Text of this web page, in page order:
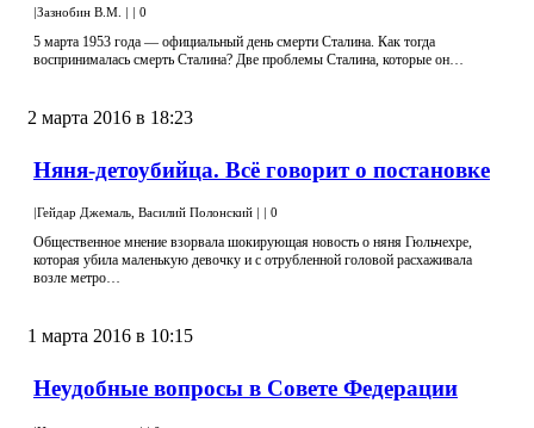
|Зазнобин В.М. | | 0
5 марта 1953 года — официальный день смерти Сталина. Как тогда
воспринималась смерть Сталина? Две проблемы Сталина, которые он…
2 марта 2016 в 18:23
Няня-детоубийца. Всё говорит о постановке
Гейдар Джемаль, Василий Полонский 0
Общественное мнение взорвала шокирующая новость о няня Гюльчехре,
которая убила маленькую девочку и с отрубленной головой расхаживала
возле метро…
1 марта 2016 в 10:15
Неудобные вопросы в Совете Федерации